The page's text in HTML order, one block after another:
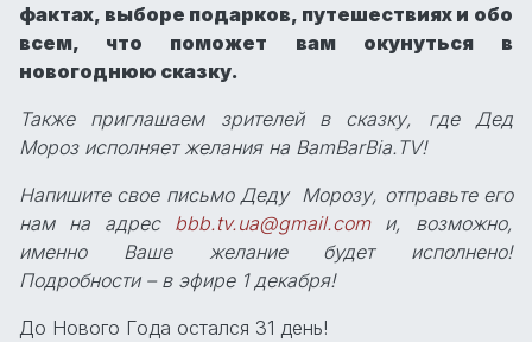
фактах, выборе подарков, путешествиях и обо
всем, что поможет вам окунуться в
новогоднюю сказку.
Также приглашаем зрителей в сказку, где Дед
Мороз исполняет желания на BamBarBia.TV!
Напишите свое письмо Деду Морозу, отправьте его
нам на адрес bbb.tv.ua@gmail.comи, возможно,
именно Ваше желание будет исполнено!
Подробности – в эфире 1 декабря!
До Нового Года остался 31 день!